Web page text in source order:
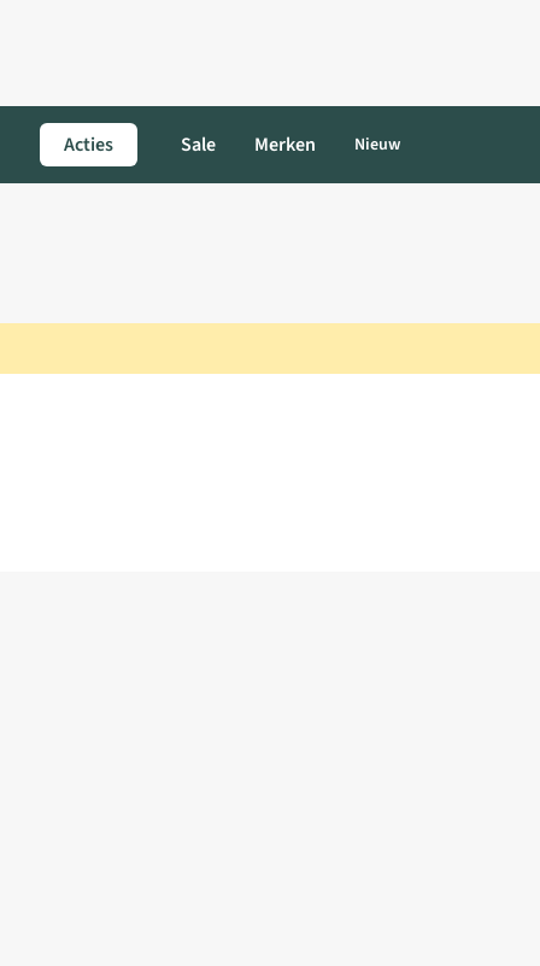
Acties Sale Merken Nieuw